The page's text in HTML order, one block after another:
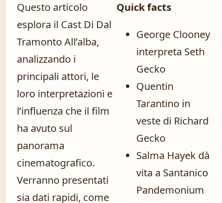
Questo articolo
esplora il Cast Di Dal
Tramonto All’alba,
analizzando i
principali attori, le
loro interpretazioni e
l’influenza che il film
ha avuto sul
panorama
cinematografico.
Verranno presentati
sia dati rapidi, come
Quick facts
George Clooney
interpreta Seth
Gecko
Quentin
Tarantino in
veste di Richard
Gecko
Salma Hayek dà
vita a Santanico
Pandemonium